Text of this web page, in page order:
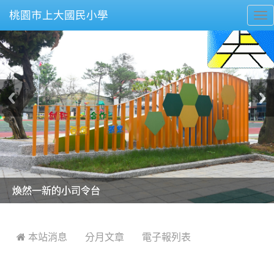
桃園市上大國民小學
美麗的操場是我們活力的來源
美麗的操場是我們活力的來源
煥然一新的小司令台
煥然一新的小司令台
富含桃園埤塘田園風光意象的中廊
富含桃園埤塘田園風光意象的中廊
嶄新的中庭廣場
嶄新的中庭廣場
水生池生生不息
水生池生生不息
 本站消息 分月文章 電子報列表